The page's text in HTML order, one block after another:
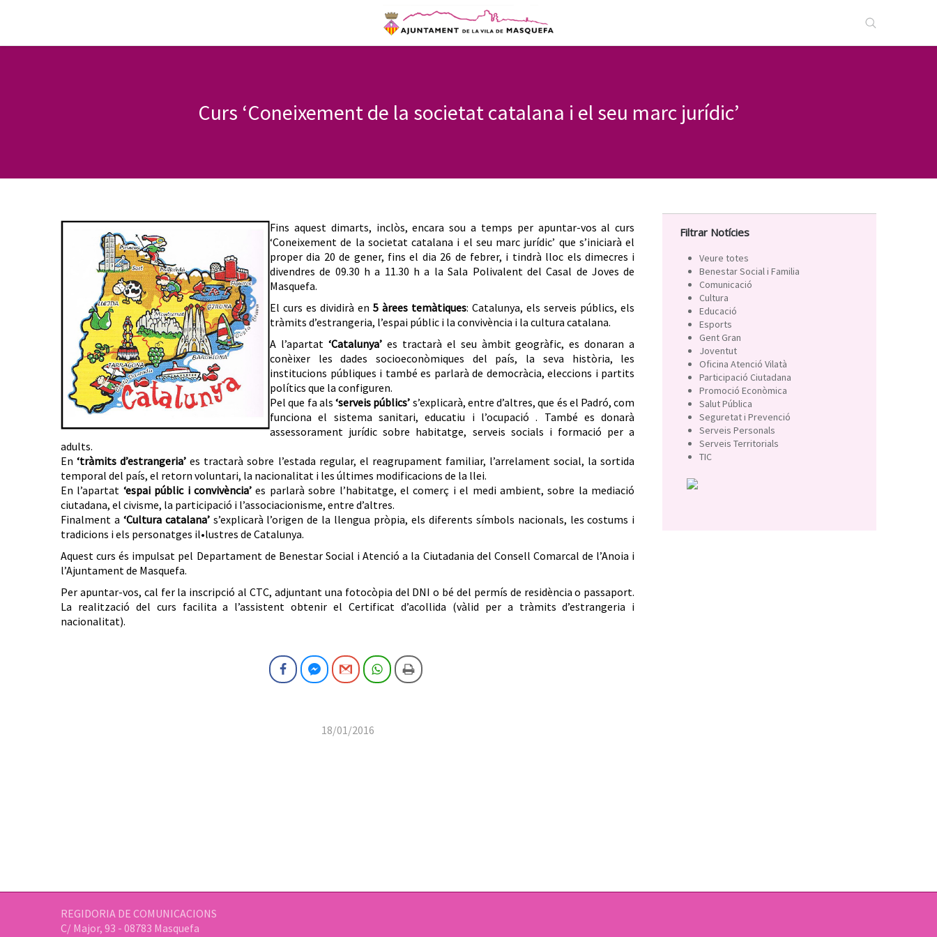
Curs ‘Coneixement de la societat catalana i el seu marc jurídic’
Fins aquest dimarts, inclòs, encara sou a temps per apuntar-vos al curs
‘Coneixement de la societat catalana i el seu marc jurídic’ que s’iniciarà el
proper dia 20 de gener, fins el dia 26 de febrer, i tindrà lloc els dimecres i
divendres de 09.30 h a 11.30 h a la Sala Polivalent del Casal de Joves de
Masquefa.
El curs es dividirà en5 àrees temàtiques: Catalunya, els serveis públics, els
tràmits d’estrangeria, l’espai públic i la convivència i la cultura catalana.
A l’apartat ‘Catalunya’es tractarà el seu àmbit geogràfic, es donaran a
conèixer les dades socioeconòmiques del país, la seva història, les
institucions públiques i també es parlarà de democràcia, eleccions i partits
polítics que la configuren.
Pel que fa als‘serveis públics’ s’explicarà, entre d’altres, que és el Padró, com
funciona el sistema sanitari, educatiu i l’ocupació . També es donarà
assessorament jurídic sobre habitatge, serveis socials i formació per a
adults.
En‘tràmits d’estrangeria’ es tractarà sobre l’estada regular, el reagrupament familiar, l’arrelament social, la sortida
temporal del país, el retorn voluntari, la nacionalitat i les últimes modificacions de la llei.
En l’apartat ‘espai públic i convivència’ es parlarà sobre l’habitatge, el comerç i el medi ambient, sobre la mediació
ciutadana, el civisme, la participació i l’associacionisme, entre d’altres.
Finalment a ‘Cultura catalana’s’explicarà l’origen de la llengua pròpia, els diferents símbols nacionals, les costums i
tradicions i els personatges il•lustres de Catalunya.
Aquest curs és impulsat pel Departament de Benestar Social i Atenció a la Ciutadania del Consell Comarcal de l’Anoia i
l’Ajuntament de Masquefa.
Per apuntar-vos, cal fer la inscripció al CTC, adjuntant una fotocòpia del DNI o bé del permís de residència o passaport.
La realització del curs facilita a l’assistent obtenir el Certificat d’acollida (vàlid per a tràmits d’estrangeria i
nacionalitat).
FacebookFacebook Messenger
Gmail WhatsAppImprimeix
18/01/2016
Filtrar Notícies
Veure totes
Benestar Social i Familia
Comunicació
Cultura
Educació
Esports
Gent Gran
Joventut
Oficina Atenció Vilatà
Participació Ciutadana
Promoció Econòmica
Salut Pública
Seguretat i Prevenció
Serveis Personals
Serveis Territorials
TIC
REGIDORIA DE COMUNICACIONS
C/ Major, 93 - 08783 Masquefa